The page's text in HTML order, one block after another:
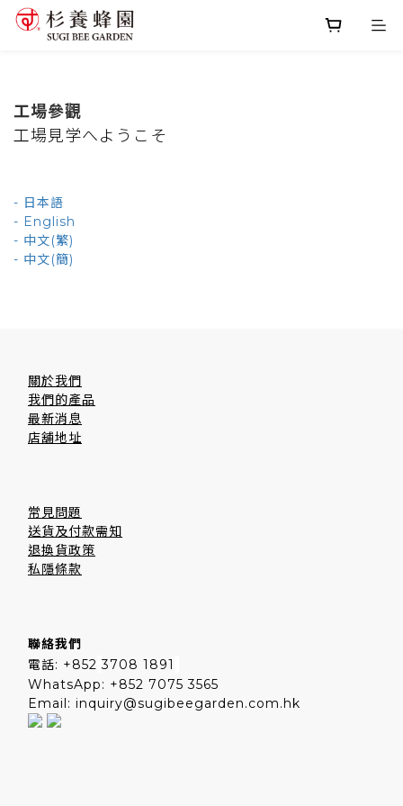
工場參觀
工場見学へようこそ
- 日本語
- English
- 中文(繁)
- 中文(簡)
關於我們
我們的產品
最新消息
店舖地址
常見問題
送貨及付款需知
退換貨政策
私隱條款
聯絡我們
電話: +852 3708 1891
WhatsApp: +852 7075 3565
Email: inquiry@sugibeegarden.com.hk